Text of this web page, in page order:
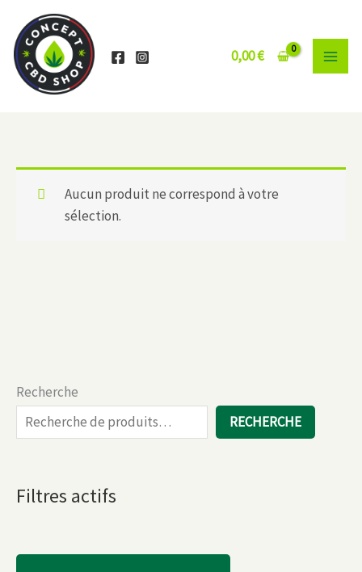
contenu
0,00€
Recherche
RECHERCHE
Filtres actifs
Aucun produit ne correspond à votre
sélection.